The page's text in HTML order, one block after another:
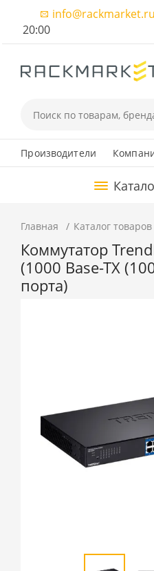
info@rackmarket.ru
20:00
Производители
Главная Каталог товаров
Коммутатор
(1000 Base-TX
порта)